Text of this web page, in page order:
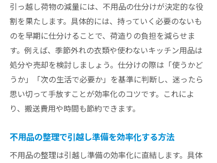
不用品と引越し荷物を同時に整理する方法
不用品買取を活用した引っ越し荷物の軽量化
引越し時に不用品買取を賢く活用する方法
不用品の買取利用で引越し荷物を軽量化
引越し準備と不用品買取の効率的な連携術
買取サービスで不用品をお得に手放すコツ
不用品買取活用で引越し費用も節約
引越しと不用品処分のタイミングに迷ったら
引越しと不用品処分の最適な順番とは
引っ越し荷物の減量には、不用品の仕分けが決定的な役
割を果たします。具体的には、持っていく必要のないも
のを早期に仕分けることで、荷造りの負担を減らせま
す。例えば、季節外れの衣類や使わないキッチン用品は
処分や売却を検討しましょう。仕分けの際は「使うかど
うか」「次の生活で必要か」を基準に判断し、迷ったら
思い切って手放すことが効率化のコツです。これによ
り、搬送費用や時間も節約できます。
不用品の整理で引越し準備を効率化する方法
不用品の整理は引越し準備の効率化に直結します。具体